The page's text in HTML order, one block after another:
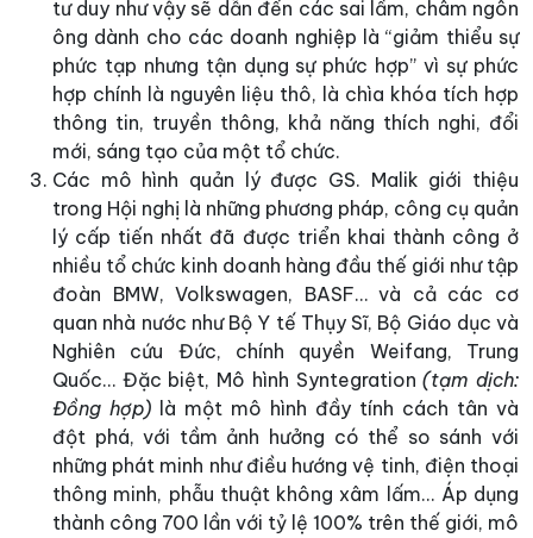
tư duy như vậy sẽ dẫn đến các sai lầm, châm ngôn
ông dành cho các doanh nghiệp là “giảm thiểu sự
phức tạp nhưng tận dụng sự phức hợp” vì sự phức
hợp chính là nguyên liệu thô, là chìa khóa tích hợp
thông tin, truyền thông, khả năng thích nghi, đổi
mới, sáng tạo của một tổ chức.
Các mô hình quản lý được GS. Malik giới thiệu
trong Hội nghị là những phương pháp, công cụ quản
lý cấp tiến nhất đã được triển khai thành công ở
nhiều tổ chức kinh doanh hàng đầu thế giới như tập
đoàn BMW, Volkswagen, BASF… và cả các cơ
quan nhà nước như Bộ Y tế Thụy Sĩ, Bộ Giáo dục và
Nghiên cứu Đức, chính quyền Weifang, Trung
Quốc… Đặc biệt, Mô hình Syntegration(tạm dịch:
Đồng hợp) là một mô hình đầy tính cách tân và
đột phá, với tầm ảnh hưởng có thể so sánh với
những phát minh như điều hướng vệ tinh, điện thoại
thông minh, phẫu thuật không xâm lấm... Áp dụng
thành công 700 lần với tỷ lệ 100% trên thế giới, mô